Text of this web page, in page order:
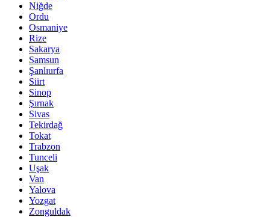
Niğde
Ordu
Osmaniye
Rize
Sakarya
Samsun
Şanlıurfa
Siirt
Sinop
Şırnak
Sivas
Tekirdağ
Tokat
Trabzon
Tunceli
Uşak
Van
Yalova
Yozgat
Zonguldak